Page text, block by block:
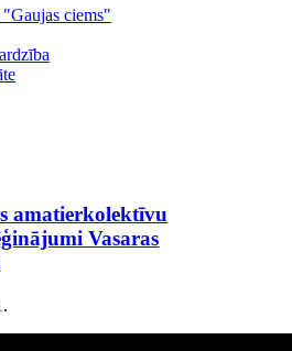
ciems"
amatierkolektīvu
Vasaras
.